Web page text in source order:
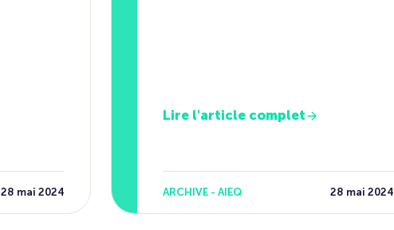
28 mai 2024
Lire l'article complet
ARCHIVE - AIEQ 28 mai 2024